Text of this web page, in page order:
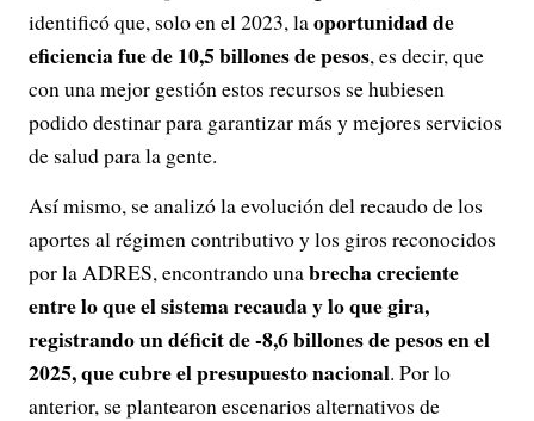
identificó que, solo en el 2023, laoportunidad de
eficiencia fue de 10,5 billones de pesos, es decir, que
con una mejor gestión estos recursos se hubiesen
podido destinar para garantizar más y mejores servicios
de salud para la gente.
Así mismo, se analizó la evolución del recaudo de los
aportes al régimen contributivo y los giros reconocidos
por la ADRES, encontrando unabrecha creciente
entre lo que el sistema recauda y lo que gira,
registrando un déficit de -8,6 billones de pesos en el
2025, que cubre el presupuesto nacional. Por lo
anterior, se plantearon escenarios alternativos de